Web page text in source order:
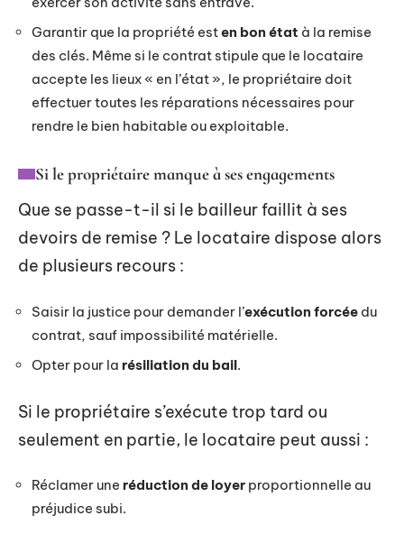
Garantir que la propriété esten bon état à la remise
des clés. Même si le contrat stipule que le locataire
accepte les lieux « en l’état », le propriétaire doit
effectuer toutes les réparations nécessaires pour
rendre le bien habitable ou exploitable.
Si le propriétaire manque à ses engagements
Que se passe-t-il si le bailleur faillit à ses
devoirs de remise ? Le locataire dispose alors
de plusieurs recours :
Saisir la justice pour demander l’exécution forcée du
contrat, sauf impossibilité matérielle.
Opter pour la résiliation du bail.
Si le propriétaire s’exécute trop tard ou
seulement en partie, le locataire peut aussi :
Réclamer une réduction de loyer proportionnelle au
préjudice subi.